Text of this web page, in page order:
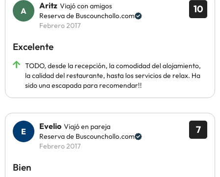
10
Aritz Viajó con amigos
Reserva de Buscounchollo.com
Febrero 2017
Excelente
TODO, desde la recepción, la comodidad del alojamiento,
la calidad del restaurante, hasta los servicios de relax. Ha
sido una escapada para recomendar!!
7
Evelio Viajó en pareja
Reserva de Buscounchollo.com
Febrero 2017
Bien